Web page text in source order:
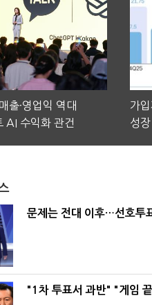
출·영업익 역대
AI 수익화 관건
가
성
문제는 전대 이후…선호투
"1차 투표서 과반" "게임